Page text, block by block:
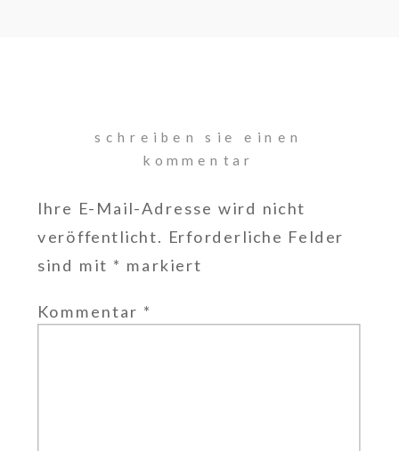
schreiben sie einen
kommentar
Ihre E-Mail-Adresse wird nicht
veröffentlicht. Erforderliche Felder
sind mit * markiert
Kommentar *